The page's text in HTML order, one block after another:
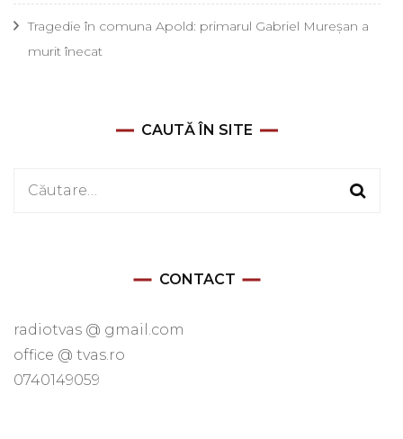
Tragedie în comuna Apold: primarul Gabriel Mureșan a
murit înecat
CAUTĂ ÎN SITE
Caută
CONTACT
radiotvas @ gmail.com
office @ tvas.ro
0740149059